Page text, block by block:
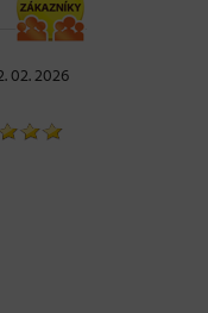
02. 2026